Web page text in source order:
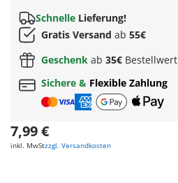
Schnelle Lieferung!
Gratis Versand ab 55€
Geschenk ab 35€ Bestellwert
Sichere & Flexible Zahlung
7,99 €
inkl. MwStzzgl. Versandkosten